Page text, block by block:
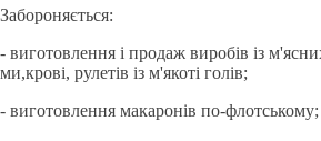
Забороняється:
- виготовлення i продаж виробiв iз
ми,кровi, рулетiв iз м'якотi голiв;
- виготовлення макаронів по-флотському;